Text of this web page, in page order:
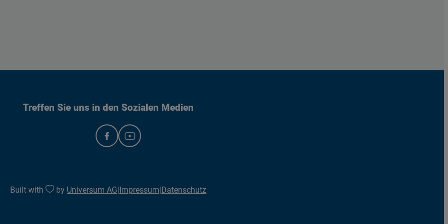
Treffen Sie uns in den Sozialen Medien
Built with by Universum AG|Impressum|Datenschutz